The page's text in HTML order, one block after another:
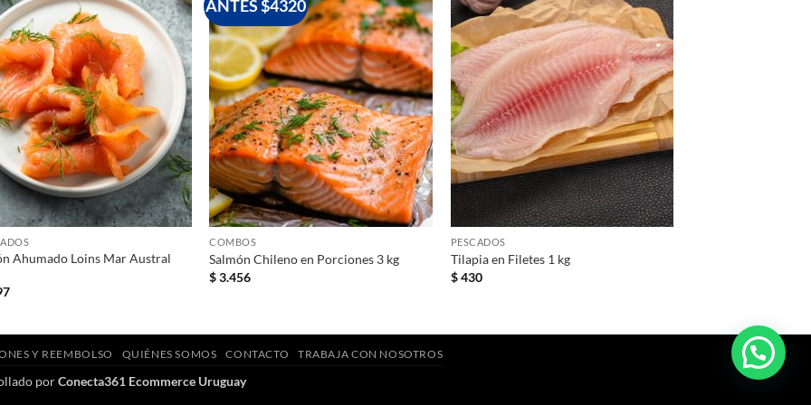
Ahumado Loins Mar Austral
ANTES $4320
+
COMBOS
Salmón Chileno en Porciones 3 kg
$3.456
+
PESCADOS
Tilapia en Filetes 1 kg
$430
Y REEMBOLSO QUIÉNES SOMOS CONTACTO TRABAJA CON NOSOTROS
porConecta361 Ecommerce Uruguay